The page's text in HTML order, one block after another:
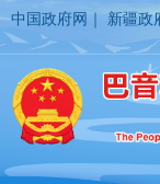
中国政府网 ｜新疆政